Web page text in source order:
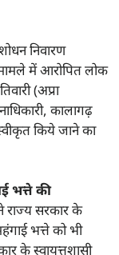
निवारण
में आरोपित लोक
(अप्रा
कालागढ़
किये जाने का
भत्ते की
राज्य सरकार के
भत्ते को भी
के स्वायत्तशासी